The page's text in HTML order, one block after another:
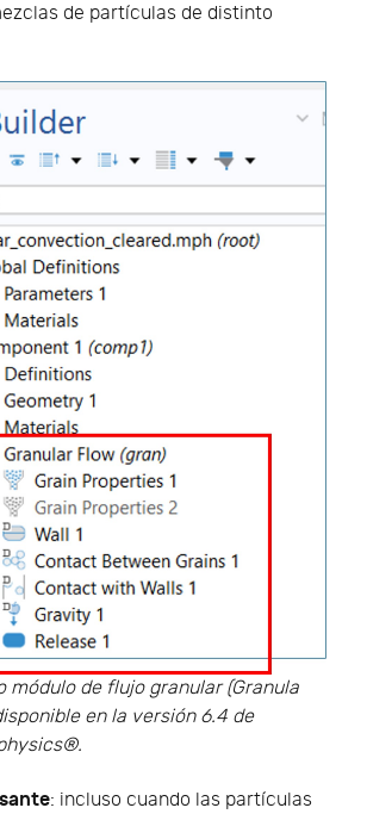
de partículas de distinto
módulo de flujo granular (Granula
en la versión 6.4 de
: incluso cuando las partículas